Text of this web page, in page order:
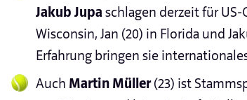
Jakub Jupaschlagen derzeit für US-
Wisconsin, Jan (20) in Florida und
Erfahrung bringen sie
Auch Martin Müller(23) ist